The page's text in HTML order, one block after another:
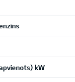
kW